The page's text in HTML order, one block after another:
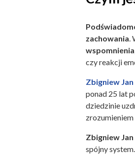
zachowania
wspomnienia
czy reakcji
Zbigniew
ponad 25 lat
dziedzinie
Zbigniew
spójny system.